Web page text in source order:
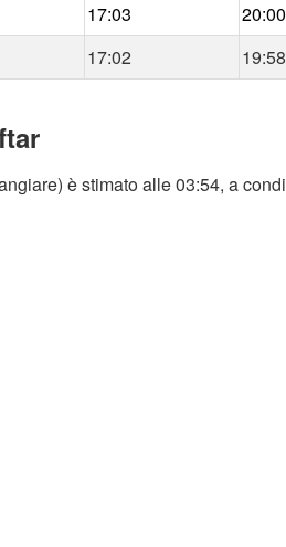
17:03 20:00
17:02 19:58
è stimato alle 03:54, a